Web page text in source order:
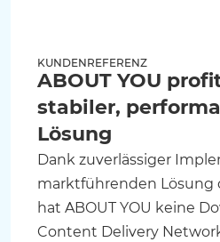
KUNDENREFERENZ
ABOUT YOU
stabiler,
Lösung
Dank zuverlässiger
marktführenden Lösung
hat ABOUT YOU keine
Content Delivery